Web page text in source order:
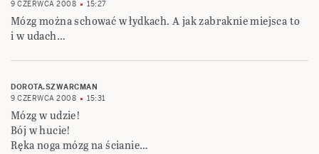
9 CZERWCA 2008 15:27
Mózg można schować w łydkach. A jak zabraknie miejsca to
i w udach…
DOROTA.SZWARCMAN
9 CZERWCA 2008
15:31
Mózg w udzie!
Bój w hucie!
Ręka noga mózg na ścianie…